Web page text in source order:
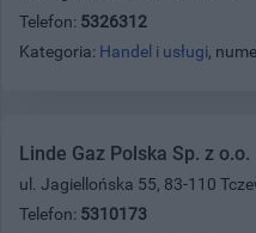
Telefon: 5326312
Kategoria: Handel i usługi,
Linde Gaz Polska Sp. z o.o.
ul. Jagiellońska 55, 83-110
Telefon: 5310173